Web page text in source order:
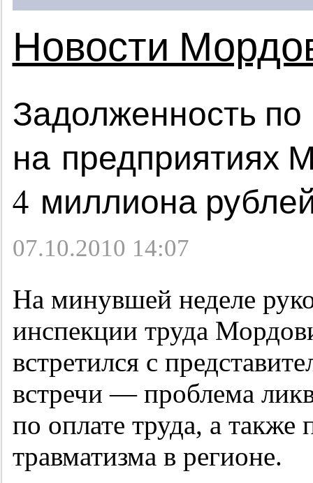
Новости
Задолженность по
на предприятиях
4 миллиона
07.10.2010 14:07
На минувшей неделе
инспекции труда
встретился с
встречи — проблема
по оплате труда, а
травматизма в регионе.